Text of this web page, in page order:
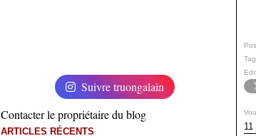
Suivre truongalain
Contacter le propriétaire du blog
ARTICLES RÉCENTS